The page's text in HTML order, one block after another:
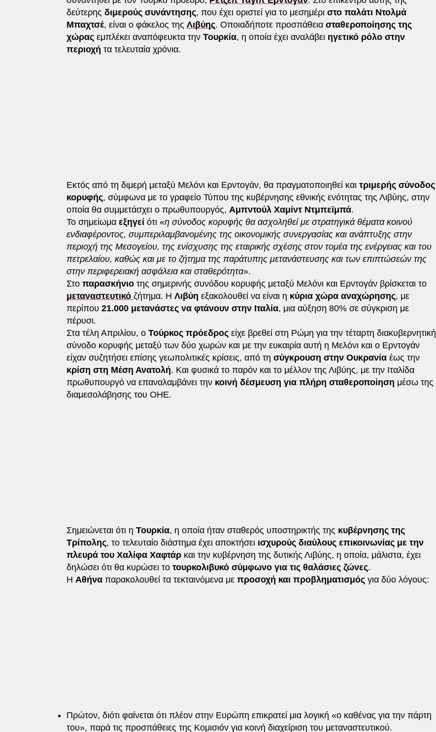
δεύτερης διμερούς συνάντησης, που έχει οριστεί για το μεσημέρι στο παλάτι Ντολμά
Μπαχτσέ, είναι ο φάκελος της Λιβύης. Οποιαδήποτε προσπάθεια σταθεροποίησης της
χώρας εμπλέκει αναπόφευκτα την Τουρκία, η οποία έχει αναλάβει ηγετικό ρόλο στην
περιοχή τα τελευταία χρόνια.
Εκτός από τη διμερή μεταξύ Μελόνι και Ερντογάν, θα πραγματοποιηθεί και τριμερής σύνοδος
κορυφής, σύμφωνα με το γραφείο Τύπου της κυβέρνησης εθνικής ενότητας της Λιβύης, στην
οποία θα συμμετάσχει ο πρωθυπουργός, Αμπντούλ Χαμίντ Ντμπεϊμπά.
Το σημείωμα εξηγεί ότι «η σύνοδος κορυφής θα ασχοληθεί με στρατηγικά θέματα κοινού
ενδιαφέροντος, συμπεριλαμβανομένης της οικονομικής συνεργασίας και ανάπτυξης στην
περιοχή της Μεσογείου, της ενίσχυσης της εταιρικής σχέσης στον τομέα της ενέργειας και του
πετρελαίου, καθώς και με το ζήτημα της παράτυπης μετανάστευσης και των επιπτώσεών της
στην περιφερειακή ασφάλεια και σταθερότητα».
Στο παρασκήνιο της σημερινής συνόδου κορυφής μεταξύ Μελόνι και Ερντογάν βρίσκεται το
μεταναστευτικό ζήτημα. Η Λιβύη εξακολουθεί να είναι η κύρια χώρα αναχώρησης, με
περίπου 21.000 μετανάστες να φτάνουν στην Ιταλία, μια αύξηση 80% σε σύγκριση με
πέρυσι.
Στα τέλη Απριλίου, ο Τούρκος πρόεδρος είχε βρεθεί στη Ρώμη για την τέταρτη διακυβερνητική
σύνοδο κορυφής μεταξύ των δύο χωρών και με την ευκαιρία αυτή η Μελόνι και ο Ερντογάν
είχαν συζητήσει επίσης γεωπολιτικές κρίσεις, από τη σύγκρουση στην Ουκρανία έως την
κρίση στη Μέση Ανατολή. Και φυσικά το παρόν και το μέλλον της Λιβύης, με την Ιταλίδα
πρωθυπουργό να επαναλαμβάνει την κοινή δέσμευση για πλήρη σταθεροποίηση μέσω της
διαμεσολάβησης του ΟΗΕ.
Σημειώνεται ότι η Τουρκία, η οποία ήταν σταθερός υποστηρικτής της κυβέρνησης της
Τρίπολης, το τελευταίο διάστημα έχει αποκτήσει ισχυρούς διαύλους επικοινωνίας με την
πλευρά του Χαλίφα Χαφτάρ και την κυβέρνηση της δυτικής Λιβύης, η οποία, μάλιστα, έχει
δηλώσει ότι θα κυρώσει το τουρκολιβυκό σύμφωνο για τις θαλάσιες ζώνες.
Η Αθήνα παρακολουθεί τα τεκταινόμενα με προσοχή και προβληματισμός για δύο λόγους:
Πρώτον, διότι φαίνεται ότι πλέον στην Ευρώπη επικρατεί μια λογική «ο καθένας για την πάρτη
του», παρά τις προσπάθειες της Κομισιόν για κοινή διαχείριση του μεταναστευτικού.